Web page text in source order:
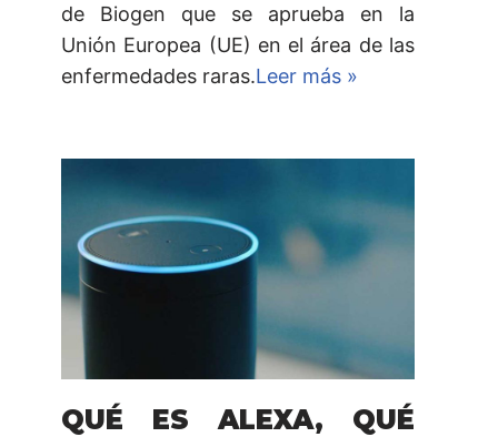
de Biogen que se aprueba en la
Unión Europea (UE) en el área de las
enfermedades raras.Leer más »
QUÉ ES ALEXA, QUÉ